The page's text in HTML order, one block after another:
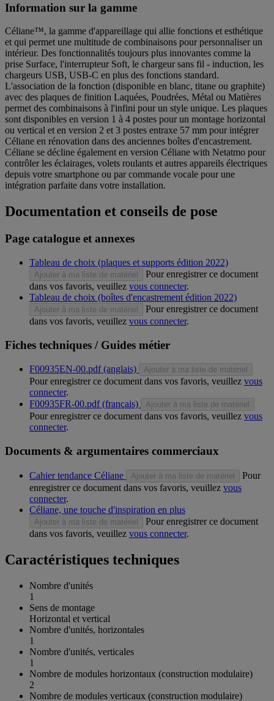
Information sur la gamme
Céliane™, la gamme d'appareillage qui allie fonctions et esthétique
et qui permet une multitude de combinaisons pour personnaliser un
intérieur. Des fonctionnalités toujours plus innovantes comme la
prise Surface, l'interrupteur Soft, le chargeur sans fil - induction, les
chargeurs USB, USB-C en plus des fonctions standard.
L'association de la fonction (disponible en blanc, titane ou graphite)
avec des plaques de finition Laquées, Poudrées, Métal ou Matières
permet des combinaisons à l'infini pour un style unique. Les plaques
sont disponibles en version 1 à 4 postes pour un montage horizontal
ou vertical et en version 2 et 3 postes entraxe 57 mm pour intégrer
Céliane en rénovation dans des anciennes boîtes d'encastrement.
Céliane se décline également en version Céliane with Netatmo pour
contrôler les éclairages, volets roulants et autres appareils électriques
depuis votre smartphone ou par commande vocale pour une
intégration parfaite dans votre installation.
Documentation et conseils de pose
Page catalogue et annexes
Tableau de choix (plaques et supports édition 2022)
Ajouter à ma liste de matériel
Pour enregistrer ce document
dans vos favoris, veuillez vous connecter.
Tableau de choix (boîtes d'encastrement édition 2022)
Ajouter à ma liste de matériel
Pour enregistrer ce document
dans vos favoris, veuillez vous connecter.
Fiches techniques / Guides métier
F00935EN-00.pdf (anglais) Ajouter à ma liste de matériel
Pour enregistrer ce document dans vos favoris, veuillez vous
connecter.
F00935FR-00.pdf (français)
Ajouter à ma liste de matériel
Pour enregistrer ce document dans vos favoris, veuillez vous
connecter.
Documents & argumentaires commerciaux
Cahier tendance Céliane Ajouter à ma liste de matériel
Pour
enregistrer ce document dans vos favoris, veuillez vous
connecter.
Céliane, une touche d'inspiration en plus
Ajouter à ma liste de matériel
Pour enregistrer ce document
dans vos favoris, veuillez vous connecter.
Caractéristiques techniques
Nombre d'unités
1
Sens de montage
Horizontal et vertical
Nombre d'unités, horizontales
1
Nombre d'unités, verticales
1
Nombre de modules horizontaux (construction modulaire)
2
Nombre de modules verticaux (construction modulaire)